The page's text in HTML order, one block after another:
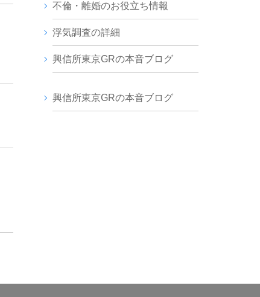
不倫・離婚のお役立ち情報
浮気調査の詳細
興信所東京GRの本音ブログ
興信所東京GRの本音ブログ